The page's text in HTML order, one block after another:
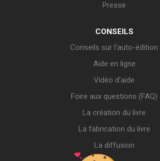
Presse
CONSEILS
Conseils sur l’auto-édition
Aide en ligne
Vidéo d’aide
Foire aux questions (FAQ)
La création du livre
La fabrication du livre
La diffusion